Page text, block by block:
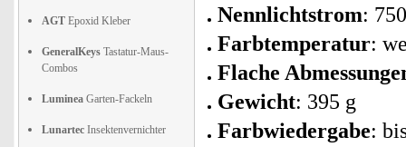
AGT Epoxid Kleber
GeneralKeys Tastatur-Maus-
Combos
Luminea Garten-Fackeln
Lunartec Insektenvernichter
Nennlichtstrom:
Farbtemperatur:
Flache
Gewicht: 395 g
Farbwiedergabe: